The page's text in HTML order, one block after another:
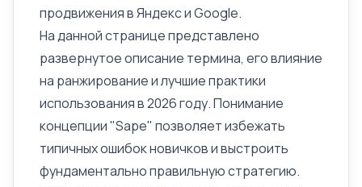
продвижения в Яндекс и Google.
На данной странице представлено
развернутоеописание термина, его влияние
на ранжирование и лучшие практики
использования в 2026 году. Понимание
концепции "Sape" позволяет избежать
типичных ошибок новичков и выстроить
фундаментально правильную стратегию.